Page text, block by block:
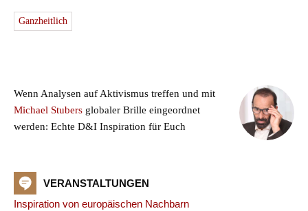
Ganzheitlich
Wenn Analysen auf Aktivismus treffen und mit
Michael Stubers globaler Brille eingeordnet
werden: Echte D&I Inspiration für Euch
VERANSTALTUNGEN
Inspiration von europäischen Nachbarn